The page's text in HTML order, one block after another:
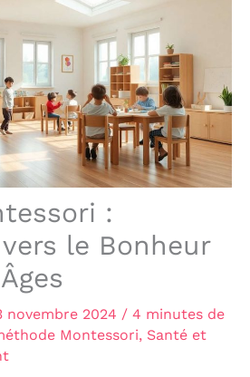
:
le Bonheur
novembre 2024 / 4 minutes de
Montessori, Santé et